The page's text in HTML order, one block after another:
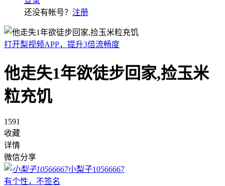
还没有帐号？ 注册
打开梨视频APP，提升3倍流畅度
他走失1年欲徒步回家,捡玉米
粒充饥
1591
收藏
详情
微信分享
小梨子10566667
有个性，不签名